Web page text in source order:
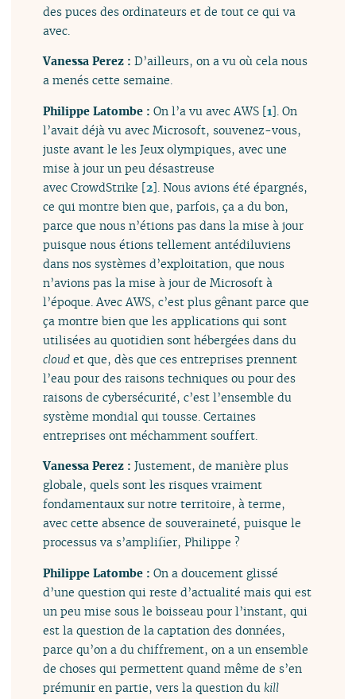
des puces des ordinateurs et de tout ce qui va
avec.
Vanessa Perez :D’ailleurs, on a vu où cela nous
a menés cette semaine.
Philippe Latombe :On l’a vu avec AWS [1]. On
l’avait déjà vu avec Microsoft, souvenez-vous,
juste avant le les Jeux olympiques, avec une
mise à jour un peu désastreuse
avec CrowdStrike [2]. Nous avions été épargnés,
ce qui montre bien que, parfois, ça a du bon,
parce que nous n’étions pas dans la mise à jour
puisque nous étions tellement antédiluviens
dans nos systèmes d’exploitation, que nous
n’avions pas la mise à jour de Microsoft à
l’époque. Avec AWS, c’est plus gênant parce que
ça montre bien que les applications qui sont
utilisées au quotidien sont hébergées dans du
cloud et que, dès que ces entreprises prennent
l’eau pour des raisons techniques ou pour des
raisons de cybersécurité, c’est l’ensemble du
système mondial qui tousse. Certaines
entreprises ont méchamment souffert.
Vanessa Perez :Justement, de manière plus
globale, quels sont les risques vraiment
fondamentaux sur notre territoire, à terme,
avec cette absence de souveraineté, puisque le
processus va s’amplifier, Philippe ?
Philippe Latombe :On a doucement glissé
d’une question qui reste d’actualité mais qui est
un peu mise sous le boisseau pour l’instant, qui
est la question de la captation des données,
parce qu’on a du chiffrement, on a un ensemble
de choses qui permettent quand même de s’en
prémunir en partie, vers la question du kill